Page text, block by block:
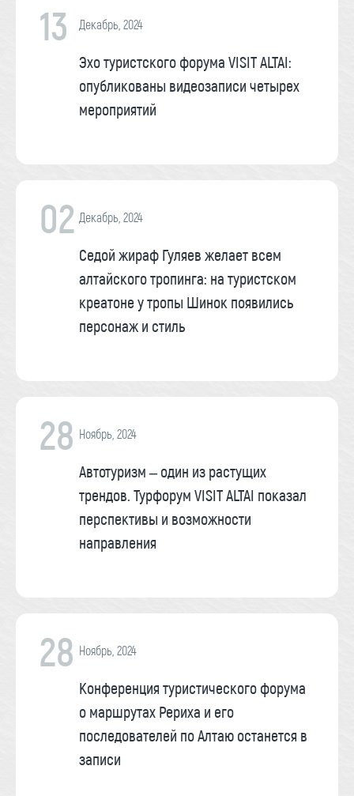
13 Декабрь, 2024
Эхо туристского форума VISIT ALTAI:
опубликованы видеозаписи четырех
мероприятий
02 Декабрь, 2024
Седой жираф Гуляев желает всем
алтайского тропинга: на туристском
креатоне у тропы Шинок появились
персонаж и стиль
28 Ноябрь, 2024
Автотуризм – один из растущих
трендов. Турфорум VISIT ALTAI показал
перспективы и возможности
направления
28 Ноябрь, 2024
Конференция туристического форума
о маршрутах Рериха и его
последователей по Алтаю останется в
записи